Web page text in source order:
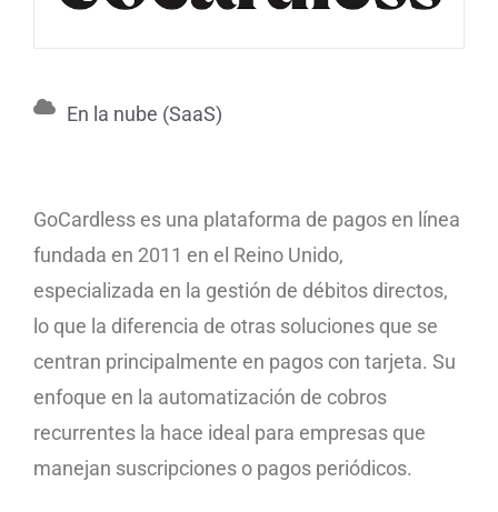
En la nube (SaaS)
GoCardless es una plataforma de pagos en línea
fundada en 2011 en el Reino Unido,
especializada en la gestión de débitos directos,
lo que la diferencia de otras soluciones que se
centran principalmente en pagos con tarjeta. Su
enfoque en la automatización de cobros
recurrentes la hace ideal para empresas que
manejan suscripciones o pagos periódicos.